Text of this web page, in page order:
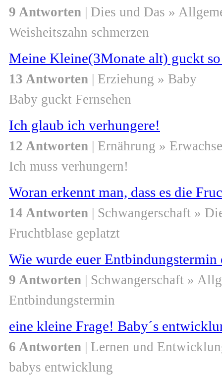
9 Antworten | Dies und Das »
Weisheitszahn schmerzen
Meine Kleine(3Monate alt) guckt
13 Antworten | Erziehung » Baby
Baby guckt Fernsehen
Ich glaub ich verhungere!
12 Antworten | Ernährung »
Ich muss verhungern!
Woran erkennt man, dass es die
14 Antworten | Schwangerschaft »
Fruchtblase geplatzt
Wie wurde euer Entbindungstermin
9 Antworten | Schwangerschaft »
Entbindungstermin
eine kleine Frage! Baby´s
6 Antworten | Lernen und
babys entwicklung